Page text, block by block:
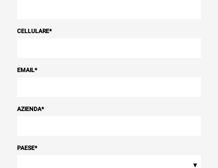
CELLULARE*
EMAIL*
AZIENDA*
PAESE*
▾